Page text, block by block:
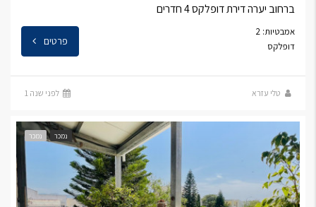
ברחוב יערה דירת דופלקס 4 חדרים
אמבטיות: 2
דופלקס
פרטים
טלי עזרא לפני שנה 1
נמכר נמכר